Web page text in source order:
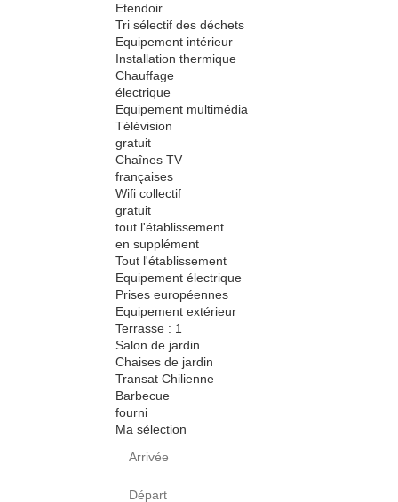
Etendoir
Tri sélectif des déchets
Equipement intérieur
Installation thermique
Chauffage
électrique
Equipement multimédia
Télévision
gratuit
Chaînes TV
françaises
Wifi collectif
gratuit
tout l'établissement
en supplément
Tout l'établissement
Equipement électrique
Prises européennes
Equipement extérieur
Terrasse : 1
Salon de jardin
Chaises de jardin
Transat Chilienne
Barbecue
fourni
Ma sélection